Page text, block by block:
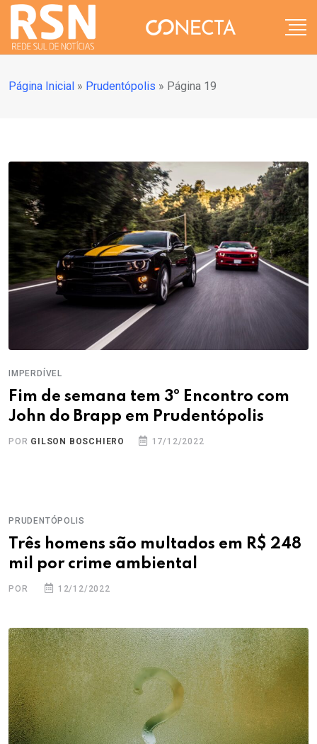
Página Inicial » Prudentópolis » Página 19
IMPERDÍVEL
Fim de semana tem 3º Encontro com
John do Brapp em Prudentópolis
POR GILSON BOSCHIERO 17/12/2022
PRUDENTÓPOLIS
Três homens são multados em R$ 248
mil por crime ambiental
POR 12/12/2022